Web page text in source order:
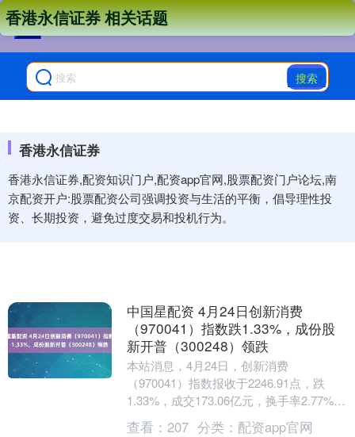
搜索
香港永信证券
香港永信证券,配资知识门户,配资app官网,股票配资门户论坛,南
京配资开户:股票配资公司强调投资与生活的平衡，倡导理性投
资、长期投资，避免过度交易和投机行为。
香港永信证券 相关话题
中国星配资 4月24日创新消费
（970041）指数跌1.33%，成份股
新开普（300248）领跌
本站消息，4月24日，创新消费
（970041）指数报收于2246.91点，跌
1.33%，成交173.06亿元，换手率2.77%。
当日该指数成份股中中国星配资，上....
查看： 207 分类： 配资app官网